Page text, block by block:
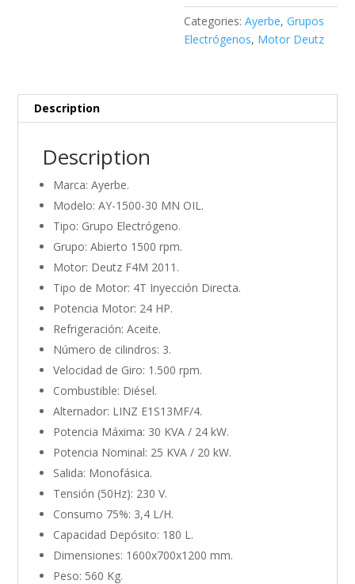
Categories:Ayerbe,Grupos
Electrógenos, Motor Deutz
Description
Description
Marca: Ayerbe.
Modelo: AY-1500-30 MN OIL.
Tipo: Grupo Electrógeno.
Grupo: Abierto 1500 rpm.
Motor: Deutz F4M 2011.
Tipo de Motor: 4T Inyección Directa.
Potencia Motor: 24 HP.
Refrigeración: Aceite.
Número de cilindros: 3.
Velocidad de Giro: 1.500 rpm.
Combustible: Diésel.
Alternador: LINZ E1S13MF/4.
Potencia Máxima: 30 KVA / 24 kW.
Potencia Nominal: 25 KVA / 20 kW.
Salida: Monofásica.
Tensión (50Hz): 230 V.
Consumo 75%: 3,4 L/H.
Capacidad Depósito: 180 L.
Dimensiones: 1600x700x1200 mm.
Peso: 560 Kg.